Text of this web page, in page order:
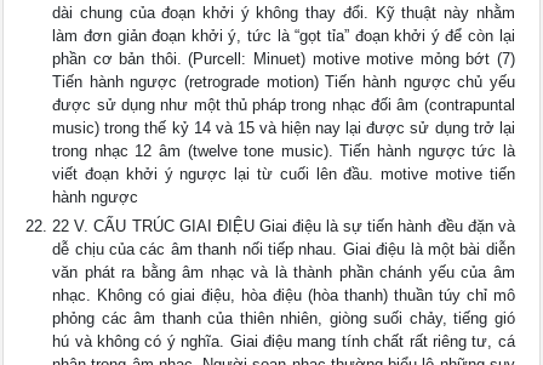
dài chung của đoạn khởi ý không thay đổi. Kỹ thuật này nhằm
làm đơn giản đoạn khởi ý, tức là “gọt tỉa” đoạn khởi ý để còn lại
phần cơ bản thôi. (Purcell: Minuet) motive motive mỏng bớt (7)
Tiến hành ngược (retrograde motion) Tiến hành ngược chủ yếu
được sử dụng như một thủ pháp trong nhạc đối âm (contrapuntal
music) trong thế kỷ 14 và 15 và hiện nay lại được sử dụng trở lại
trong nhạc 12 âm (twelve tone music). Tiến hành ngược tức là
viết đoạn khởi ý ngược lại từ cuối lên đầu. motive motive tiến
hành ngược
22 V. CẤU TRÚC GIAI ĐIỆU Giai điệu là sự tiến hành đều đặn và
dễ chịu của các âm thanh nối tiếp nhau. Giai điệu là một bài diễn
văn phát ra bằng âm nhạc và là thành phần chánh yếu của âm
nhạc. Không có giai điệu, hòa điệu (hòa thanh) thuần túy chỉ mô
phỏng các âm thanh của thiên nhiên, giòng suối chảy, tiếng gió
hú và không có ý nghĩa. Giai điệu mang tính chất rất riêng tư, cá